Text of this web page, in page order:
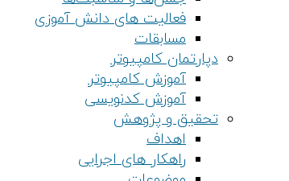
فعالیت های دانش آموزی
مسابقات
دپارتمان کامپیوتر
آموزش کامپیوتر
آموزش کدنویسی
تحقیق و پژوهش
اهداف
راهکار های اجرایی